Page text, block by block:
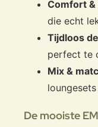
omvang en de
een
Of het nu gaat
langdurige
Emu, zijn
hoogspanning
zijn vermogen
Comfort
die echt
Tijdloos
perfect te
Mix &
De mooiste